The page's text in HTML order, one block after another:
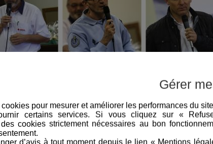
d’Isbergues en Pas de Calais, Manager
mobilisés pour l’événement .
Gérer
pour mesurer et améliorer les performances du
certains services. Si vous cliquez sur «
cookies strictement nécessaires au bon
d’avis à tout moment depuis le lien « Mentions